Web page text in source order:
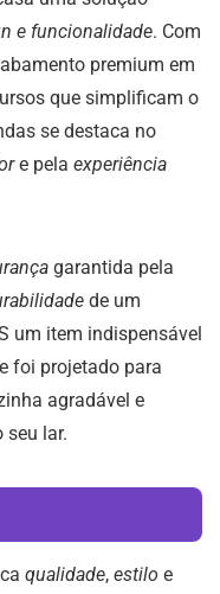
e funcionalidade. Com
premium em
que simplificam o
se destaca no
e pela experiência
garantida pela
de um
um item indispensável
foi projetado para
agradável e
seu lar.
qualidade, estilo e